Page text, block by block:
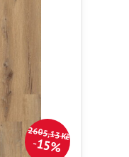
2605,13 Kč
15%